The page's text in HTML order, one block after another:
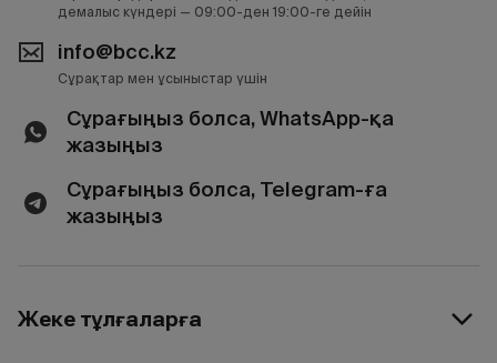
демалыс күндері — 09:00-ден 19:00-ге дейін
info@bcc.kz
Сұрақтар мен ұсыныстар үшін
Сұрағыңыз болса, WhatsApp-қа
жазыңыз
Сұрағыңыз болса, Telegram-ға
жазыңыз
Жеке тұлғаларға